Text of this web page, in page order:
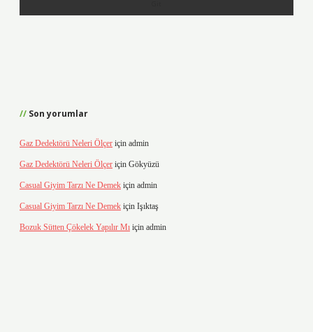
Son yorumlar
Gaz Dedektörü Neleri Ölçer için admin
Gaz Dedektörü Neleri Ölçer için Gökyüzü
Casual Giyim Tarzı Ne Demek için admin
Casual Giyim Tarzı Ne Demek için Işıktaş
Bozuk Sütten Çökelek Yapılır Mı için admin